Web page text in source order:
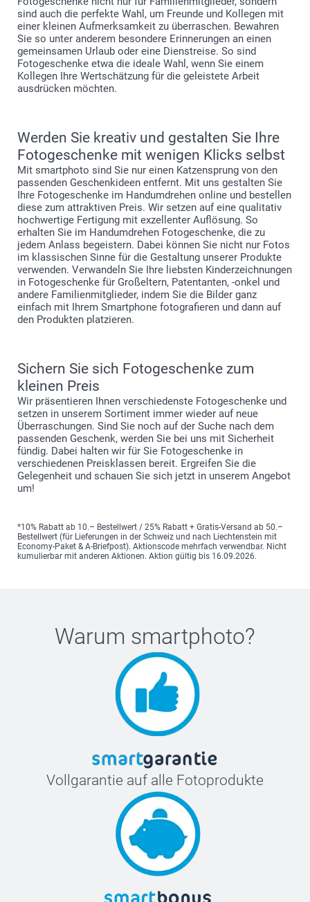
sind auch die perfekte Wahl, um Freunde und Kollegen mit
einer kleinen Aufmerksamkeit zu überraschen. Bewahren
Sie so unter anderem besondere Erinnerungen an einen
gemeinsamen Urlaub oder eine Dienstreise. So sind
Fotogeschenke etwa die ideale Wahl, wenn Sie einem
Kollegen Ihre Wertschätzung für die geleistete Arbeit
ausdrücken möchten.
Werden Sie kreativ und gestalten Sie Ihre
Fotogeschenke mit wenigen Klicks selbst
Mit smartphoto sind Sie nur einen Katzensprung von den
passenden Geschenkideen entfernt. Mit uns gestalten Sie
Ihre Fotogeschenke im Handumdrehen online und bestellen
diese zum attraktiven Preis. Wir setzen auf eine qualitativ
hochwertige Fertigung mit exzellenter Auflösung. So
erhalten Sie im Handumdrehen Fotogeschenke, die zu
jedem Anlass begeistern. Dabei können Sie nicht nur Fotos
im klassischen Sinne für die Gestaltung unserer Produkte
verwenden. Verwandeln Sie Ihre liebsten Kinderzeichnungen
in Fotogeschenke für Großeltern, Patentanten, -onkel und
andere Familienmitglieder, indem Sie die Bilder ganz
einfach mit Ihrem Smartphone fotografieren und dann auf
den Produkten platzieren.
Sichern Sie sich Fotogeschenke zum
kleinen Preis
Wir präsentieren Ihnen verschiedenste Fotogeschenke und
setzen in unserem Sortiment immer wieder auf neue
Überraschungen. Sind Sie noch auf der Suche nach dem
passenden Geschenk, werden Sie bei uns mit Sicherheit
fündig. Dabei halten wir für Sie Fotogeschenke in
verschiedenen Preisklassen bereit. Ergreifen Sie die
Gelegenheit und schauen Sie sich jetzt in unserem Angebot
um!
*10% Rabatt ab 10.– Bestellwert / 25% Rabatt + Gratis-Versand ab 50.–
Bestellwert (für Lieferungen in der Schweiz und nach Liechtenstein mit
Economy-Paket & A-Briefpost). Aktionscode mehrfach verwendbar. Nicht
kumulierbar mit anderen Aktionen. Aktion gültig bis 16.09.2026.
Warum smartphoto?
Vollgarantie auf alle Fotoprodukte